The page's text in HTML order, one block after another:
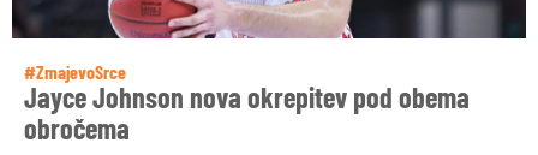
#ZmajevoSrce
Jayce Johnson nova okrepitev pod obema
obročema